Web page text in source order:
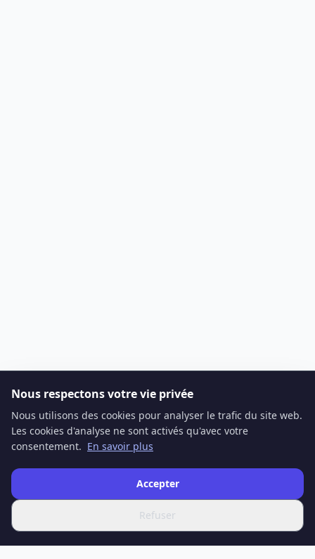
Nous respectons votre vie privée
Nous utilisons des cookies pour analyser le trafic du site web.
Les cookies d'analyse ne sont activés qu'avec votre
consentement. En savoir plus
Refuser
Accepter